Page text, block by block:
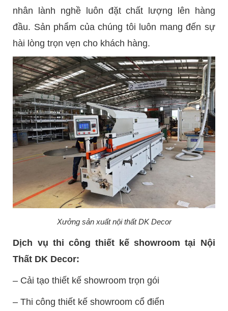
nhân lành nghề luôn đặt chất lượng lên hàng
đầu. Sản phẩm của chúng tôi luôn mang đến sự
hài lòng trọn vẹn cho khách hàng.
Xưởng sản xuất nội thất DK Decor
Dịch vụ thi công thiết kế showroom tại Nội
Thất DK Decor:
– Cải tạo thiết kế showroom trọn gói
– Thi công thiết kế showroom cổ điển